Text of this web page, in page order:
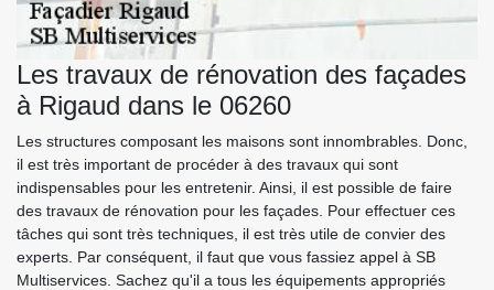
Les travaux de rénovation des façades
à Rigaud dans le 06260
Les structures composant les maisons sont innombrables. Donc,
il est très important de procéder à des travaux qui sont
indispensables pour les entretenir. Ainsi, il est possible de faire
des travaux de rénovation pour les façades. Pour effectuer ces
tâches qui sont très techniques, il est très utile de convier des
experts. Par conséquent, il faut que vous fassiez appel à SB
Multiservices. Sachez qu'il a tous les équipements appropriés